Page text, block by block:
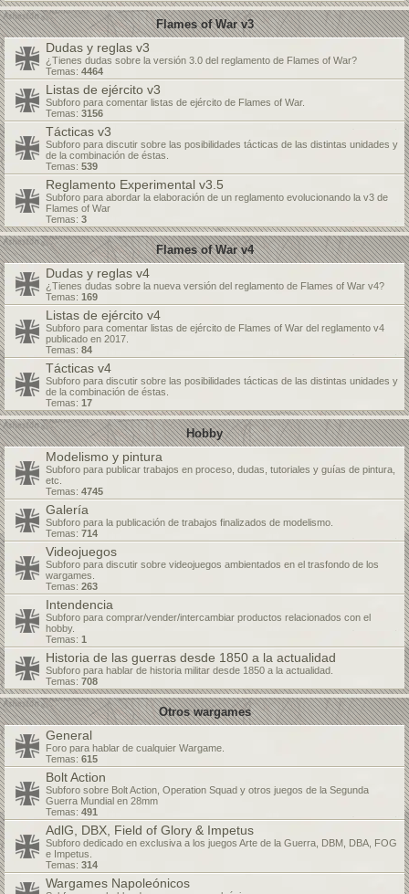
Flames of War v3
Dudas y reglas v3
¿Tienes dudas sobre la versión 3.0 del reglamento de Flames of War?
Temas: 4464
Listas de ejército v3
Subforo para comentar listas de ejército de Flames of War.
Temas: 3156
Tácticas v3
Subforo para discutir sobre las posibilidades tácticas de las distintas unidades y
de la combinación de éstas.
Temas: 539
Reglamento Experimental v3.5
Subforo para abordar la elaboración de un reglamento evolucionando la v3 de
Flames of War
Temas: 3
Flames of War v4
Dudas y reglas v4
¿Tienes dudas sobre la nueva versión del reglamento de Flames of War v4?
Temas: 169
Listas de ejército v4
Subforo para comentar listas de ejército de Flames of War del reglamento v4
publicado en 2017.
Temas: 84
Tácticas v4
Subforo para discutir sobre las posibilidades tácticas de las distintas unidades y
de la combinación de éstas.
Temas: 17
Hobby
Modelismo y pintura
Subforo para publicar trabajos en proceso, dudas, tutoriales y guías de pintura,
etc.
Temas: 4745
Galería
Subforo para la publicación de trabajos finalizados de modelismo.
Temas: 714
Videojuegos
Subforo para discutir sobre videojuegos ambientados en el trasfondo de los
wargames.
Temas: 263
Intendencia
Subforo para comprar/vender/intercambiar productos relacionados con el
hobby.
Temas: 1
Historia de las guerras desde 1850 a la actualidad
Subforo para hablar de historia militar desde 1850 a la actualidad.
Temas: 708
Otros wargames
General
Foro para hablar de cualquier Wargame.
Temas: 615
Bolt Action
Subforo sobre Bolt Action, Operation Squad y otros juegos de la Segunda
Guerra Mundial en 28mm
Temas: 491
AdlG, DBX, Field of Glory & Impetus
Subforo dedicado en exclusiva a los juegos Arte de la Guerra, DBM, DBA, FOG
e Impetus.
Temas: 314
Wargames Napoleónicos